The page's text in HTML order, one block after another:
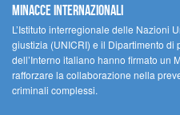
minacce internazionali
L’Istituto interregionale delle Nazioni
giustizia (UNICRI) e il Dipartimento di
dell’Interno italiano hanno firmato un
rafforzare la collaborazione nella
criminali complessi.